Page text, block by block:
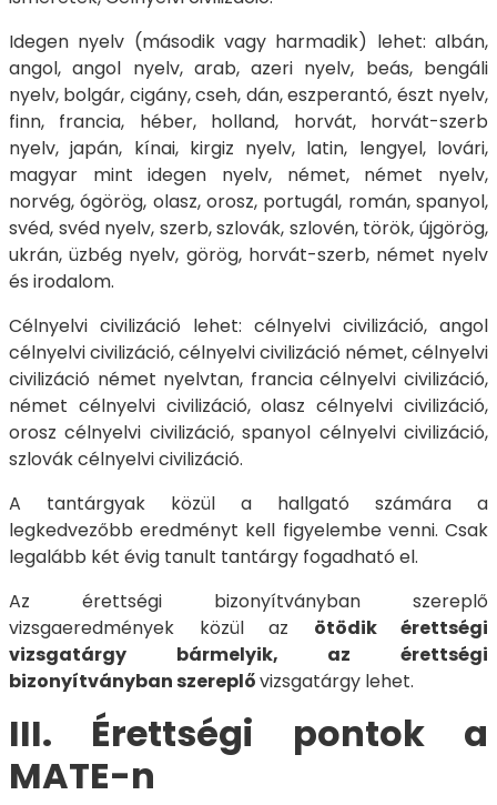
Idegen nyelv (második vagy harmadik) lehet: albán,
angol, angol nyelv, arab, azeri nyelv, beás, bengáli
nyelv, bolgár, cigány, cseh, dán, eszperantó, észt nyelv,
finn, francia, héber, holland, horvát, horvát-szerb
nyelv, japán, kínai, kirgiz nyelv, latin, lengyel, lovári,
magyar mint idegen nyelv, német, német nyelv,
norvég, ógörög, olasz, orosz, portugál, román, spanyol,
svéd, svéd nyelv, szerb, szlovák, szlovén, török, újgörög,
ukrán, üzbég nyelv, görög, horvát-szerb, német nyelv
és irodalom.
Célnyelvi civilizáció lehet: célnyelvi civilizáció, angol
célnyelvi civilizáció, célnyelvi civilizáció német, célnyelvi
civilizáció német nyelvtan, francia célnyelvi civilizáció,
német célnyelvi civilizáció, olasz célnyelvi civilizáció,
orosz célnyelvi civilizáció, spanyol célnyelvi civilizáció,
szlovák célnyelvi civilizáció.
A tantárgyak közül a hallgató számára a
legkedvezőbb eredményt kell figyelembe venni. Csak
legalább két évig tanult tantárgy fogadható el.
Az érettségi bizonyítványban szereplő
vizsgaeredmények közül az ötödik érettségi
vizsgatárgy bármelyik, az érettségi
bizonyítványban szereplővizsgatárgy lehet.
III. Érettségi pontok a
MATE-n